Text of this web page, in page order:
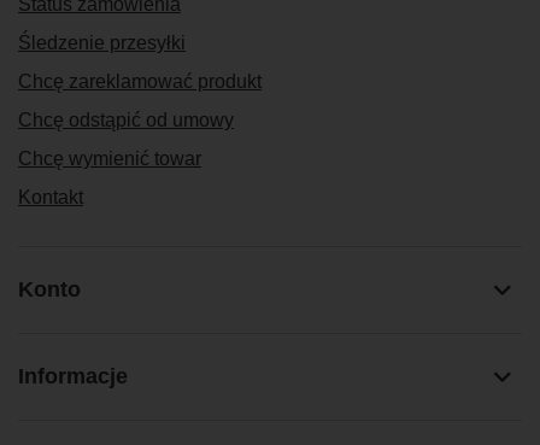
Status zamówienia
Śledzenie przesyłki
Chcę zareklamować produkt
Chcę odstąpić od umowy
Chcę wymienić towar
Kontakt
Konto
Informacje